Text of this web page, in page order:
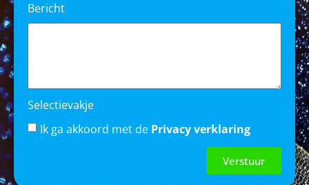
Bericht
Selectievakje
Ik ga akkoord met de Privacy verklaring
Verstuur